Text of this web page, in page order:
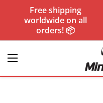
Free shipping
worldwide on all
orders! 📦